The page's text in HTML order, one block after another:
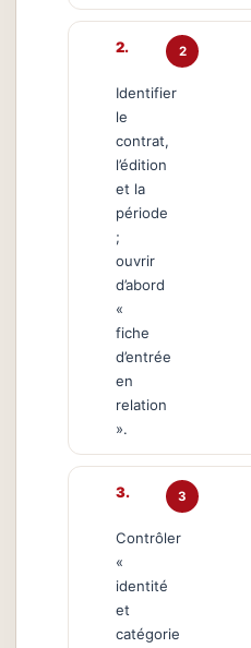
2
Identifier
le
contrat,
l’édition
et la
période
;
ouvrir
d’abord
«
fiche
d’entrée
en
relation
».
3
Contrôler
«
identité
et
catégorie